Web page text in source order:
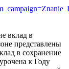
вклад в
представлены
в сохранение
к Году